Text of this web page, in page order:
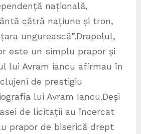
națională,
cătră națiune și tron,
ungurească”.Drapelul,
este un simplu prapor și
lui Avram iancu afirmau în
de prestigiu
lui Avram Iancu.Deși
de licitații au încercat
prapor de biserică drept